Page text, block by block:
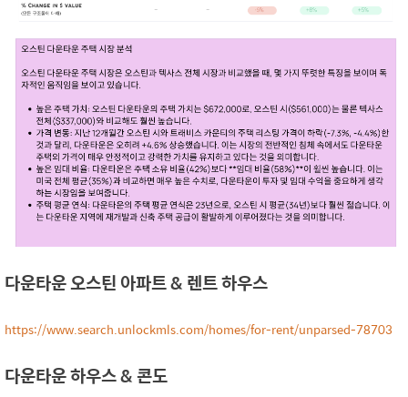
다운타운 오스틴 아파트 & 렌트 하우스
https://www.search.unlockmls.com/homes/for-rent/unparsed-78703
다운타운 하우스 & 콘도